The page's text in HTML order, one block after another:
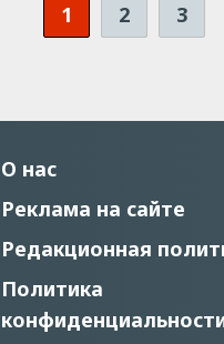
1 2 3
О нас
Реклама на сайте
Редакционная
Политика